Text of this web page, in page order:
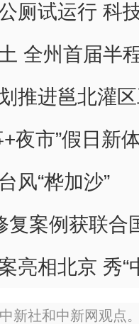
厕试运行 科
全州首届半
推进邕北灌
夜市”假日新
风“桦加沙”
复案例获联合
亮相北京 秀“
新社和中新网观点